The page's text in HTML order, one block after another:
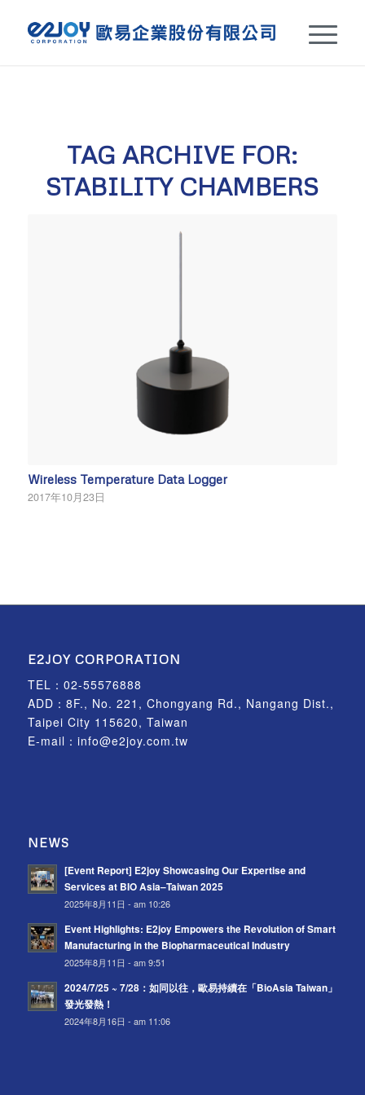
TAG ARCHIVE FOR:
STABILITY CHAMBERS
Wireless Temperature Data Logger
2017年10月23日
E2JOY CORPORATION
TEL： 02-55576888
ADD：8F., No. 221, Chongyang Rd., Nangang Dist.,
Taipei City 115620, Taiwan
E-mail： info@e2joy.com.tw
NEWS
[Event Report] E2joy Showcasing Our Expertise and
Services at BIO Asia–Taiwan 2025
2025年8月11日 - am 10:26
Event Highlights: E2joy Empowers the Revolution of Smart
Manufacturing in the Biopharmaceutical Industry
2025年8月11日 - am 9:51
2024/7/25 ~ 7/28：如同以往，歐易持續在「BioAsia Taiwan」
發光發熱！
2024年8月16日 - am 11:06